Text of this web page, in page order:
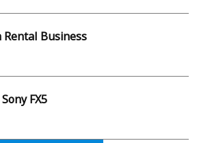
Business
FX5